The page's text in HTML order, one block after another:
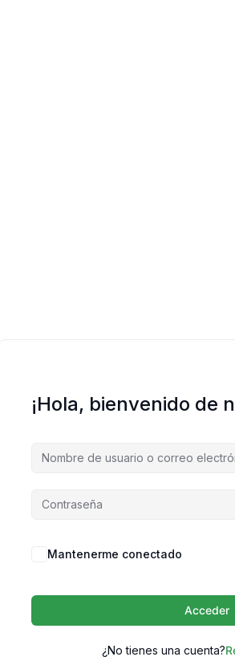
¡Hola, bienvenido de
Mantenerme conectado
Acceder
¿No tienes una cuenta?